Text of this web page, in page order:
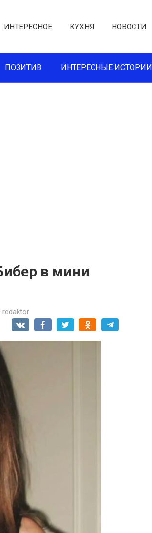
ИНТЕРЕСНОЕ КУХНЯ НОВОСТИ
ПОЗИТИВ ИНТЕРЕСНЫЕ ИСТОРИИ
в мини
redaktor